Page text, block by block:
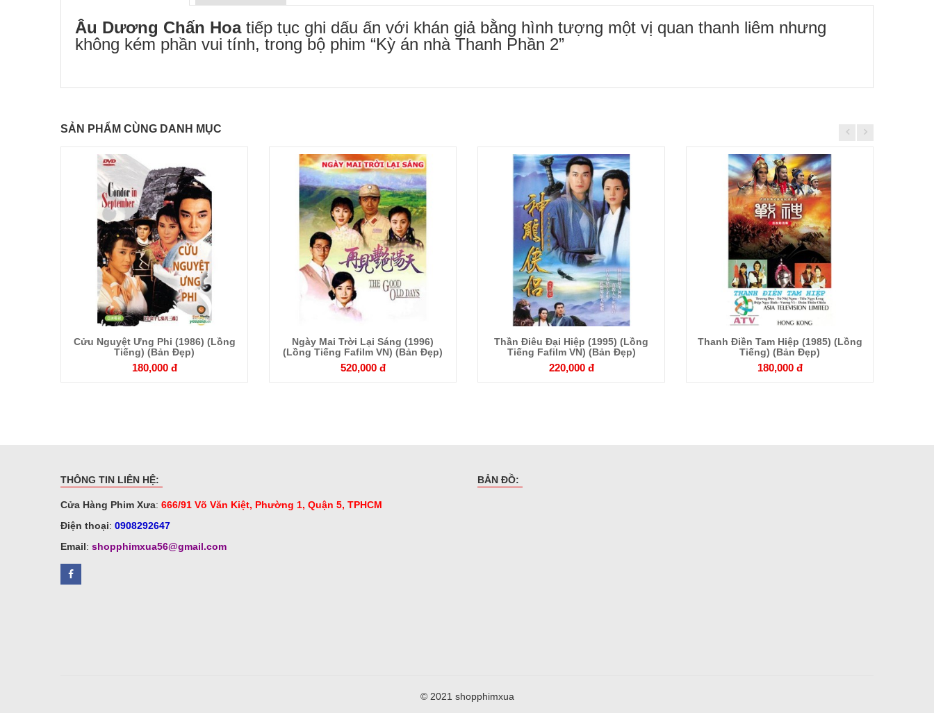
Âu Dương Chấn Hoatiếp tục ghi dấu ấn với khán giả bằng hình tượng một vị quan thanh liêm nhưng
không kém phần vui tính, trong bộ phim “Kỳ án nhà Thanh Phần 2”
SẢN PHẨM CÙNG DANH MỤC
Chi
tiết
Chi
tiết
Cửu Nguyệt Ưng Phi (1986) (Lồng
Tiếng) (Bản Đẹp)
180,000 đ
Chi
tiết
Ngày Mai Trời Lại Sáng (1996)
(Lồng Tiếng Fafilm VN) (Bản Đẹp)
520,000 đ
Chi
tiết
Thần Điêu Đại Hiệp (1995) (Lồng
Tiếng Fafilm VN) (Bản Đẹp)
220,000 đ
Thanh Điền Tam Hiệp (1985) (Lồng
Tiếng) (Bản Đẹp)
180,000 đ
THÔNG TIN LIÊN HỆ:
Cửa Hàng Phim Xưa: 666/91 Võ Văn Kiệt, Phường 1, Quận 5, TPHCM
Điện thoại: 0908292647
Email: shopphimxua56@gmail.com
BẢN ĐỒ:
© 2021 shopphimxua